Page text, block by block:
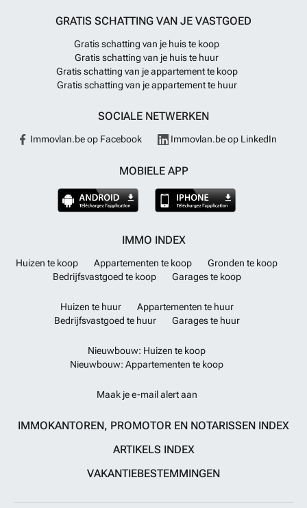
GRATIS SCHATTING VAN JE VASTGOED
Gratis schatting van je huis te koop
Gratis schatting van je huis te huur
Gratis schatting van je appartement te koop
Gratis schatting van je appartement te huur
SOCIALE NETWERKEN
Immovlan.be op Facebook Immovlan.be op LinkedIn
MOBIELE APP
IMMO INDEX
Huizen te koop Appartementen te koop
Gronden te koop
Bedrijfsvastgoed te koop
Garages te koop
Huizen te huur
Appartementen te huur
Bedrijfsvastgoed te huur
Garages te huur
Nieuwbouw: Huizen te koop
Nieuwbouw: Appartementen te koop
Maak je e-mail alert aan
IMMOKANTOREN, PROMOTOR EN NOTARISSEN INDEX
ARTIKELS INDEX
VAKANTIEBESTEMMINGEN